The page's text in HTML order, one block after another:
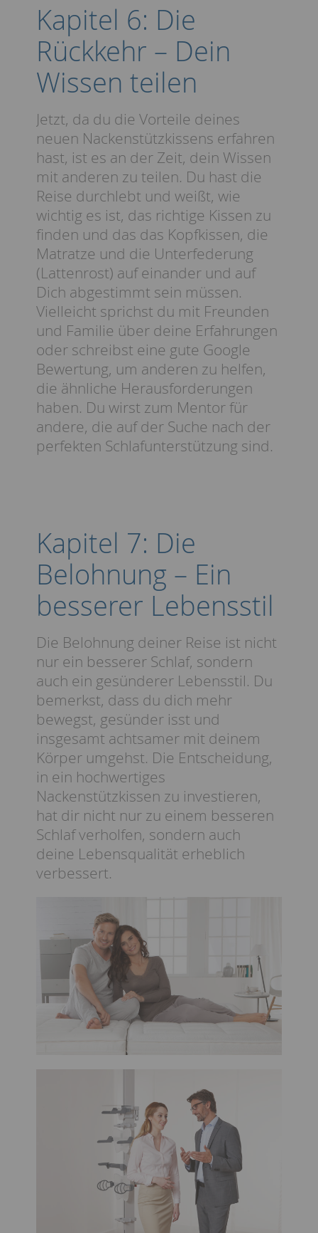
Kapitel 6: Die
Rückkehr – Dein
Wissen teilen
Jetzt, da du die Vorteile deines
neuen Nackenstützkissens erfahren
hast, ist es an der Zeit, dein Wissen
mit anderen zu teilen. Du hast die
Reise durchlebt und weißt, wie
wichtig es ist, das richtige Kissen zu
finden und das das Kopfkissen, die
Matratze und die Unterfederung
(Lattenrost) auf einander und auf
Dich abgestimmt sein müssen.
Vielleicht sprichst du mit Freunden
und Familie über deine Erfahrungen
oder schreibst eine gute Google
Bewertung, um anderen zu helfen,
die ähnliche Herausforderungen
haben. Du wirst zum Mentor für
andere, die auf der Suche nach der
perfekten Schlafunterstützung sind.
Kapitel 7: Die
Belohnung – Ein
besserer Lebensstil
Die Belohnung deiner Reise ist nicht
nur ein besserer Schlaf, sondern
auch ein gesünderer Lebensstil. Du
bemerkst, dass du dich mehr
bewegst, gesünder isst und
insgesamt achtsamer mit deinem
Körper umgehst. Die Entscheidung,
in ein hochwertiges
Nackenstützkissen zu investieren,
hat dir nicht nur zu einem besseren
Schlaf verholfen, sondern auch
deine Lebensqualität erheblich
verbessert.